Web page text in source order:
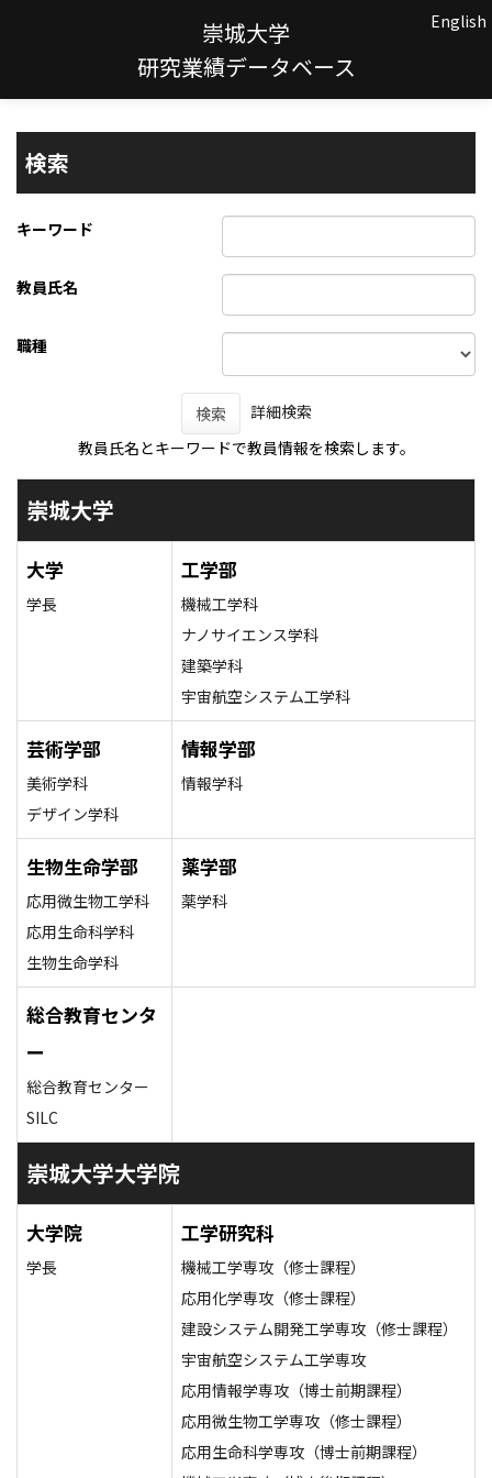
崇城大学
研究業績データベース
English
検索
キーワード
教員氏名
職種
検索
詳細検索
教員氏名とキーワードで教員情報を検索します。
崇城大学
大学
学長
工学部
機械工学科
ナノサイエンス学科
建築学科
宇宙航空システム工学科
芸術学部
美術学科
デザイン学科
情報学部
情報学科
生物生命学部
応用微生物工学科
応用生命科学科
生物生命学科
薬学部
薬学科
総合教育センタ
ー
総合教育センター
SILC
崇城大学大学院
大学院
学長
工学研究科
機械工学専攻（修士課程）
応用化学専攻（修士課程）
建設システム開発工学専攻（修士課程）
宇宙航空システム工学専攻
応用情報学専攻（博士前期課程）
応用微生物工学専攻（修士課程）
応用生命科学専攻（博士前期課程）